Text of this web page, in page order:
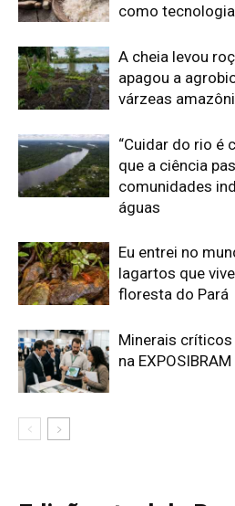
como
A cheia levou
apagou a
várzeas
“Cuidar do rio é
que a ciência
comunidades
águas
Eu entrei no
lagartos que
floresta do Pará
Minerais
na